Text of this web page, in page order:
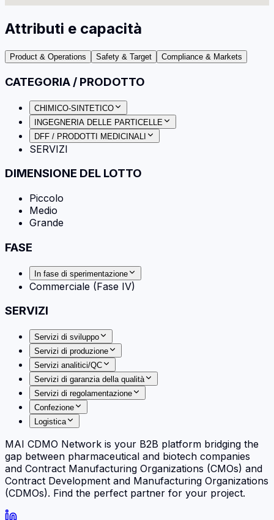
Attributi e capacità
Product & Operations Safety & Target Compliance & Markets
CATEGORIA / PRODOTTO
CHIMICO-SINTETICO
INGEGNERIA DELLE PARTICELLE
DFF / PRODOTTI MEDICINALI
SERVIZI
DIMENSIONE DEL LOTTO
Piccolo
Medio
Grande
FASE
In fase di sperimentazione
Commerciale (Fase IV)
SERVIZI
Servizi di sviluppo
Servizi di produzione
Servizi analitici/QC
Servizi di garanzia della qualità
Servizi di regolamentazione
Confezione
Logistica
MAI CDMO Network is your B2B platform bridging the
gap between pharmaceutical and biotech companies
and Contract Manufacturing Organizations (CMOs) and
Contract Development and Manufacturing Organizations
(CDMOs). Find the perfect partner for your project.